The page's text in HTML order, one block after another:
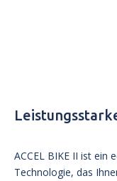
ACCEL BIKE II ist ein
Technologie, das